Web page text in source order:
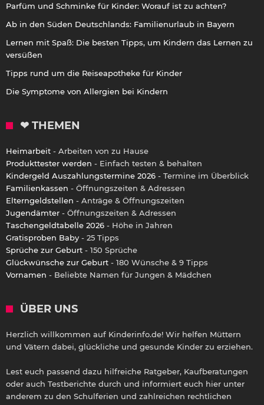
Parfüm und Schminke für Kinder: Worauf ist zu achten?
Ab in den Süden Deutschlands: Familienurlaub in Bayern
Lernen mit Spaß: Die besten Tipps, um Kindern das Lernen zu
versüßen
Tipps rund um die Reiseapotheke für Kinder
Die Symptome von Allergien bei Kindern
❤ THEMEN
Heimarbeit - Arbeiten von zu Hause
Produkttester werden - Einfach testen & behalten
Kindergeld Auszahlungstermine 2026 - Termine im Überblick
Familienkassen - Öffnungszeiten & Adressen
Elterngeldstellen - Anträge & Öffnungszeiten
Jugendämter - Öffnungszeiten & Adressen
Taschengeldtabelle 2026 - Höhe in Jahren
Gratisproben Baby - 25 Tipps
Sprüche zur Geburt - 150 Sprüche
Glückwünsche zur Geburt - 180 Wünsche & 9 Tipps
Vornamen - Beliebte Namen für Jungen & Mädchen
ÜBER UNS
Herzlich willkommen auf Kinderinfo.de! Wir helfen Müttern
und Vätern dabei, glückliche und gesunde Kinder zu erziehen.
Lest euch passend dazu hilfreiche Ratgeber, Kaufberatungen
oder auch Testberichte durch und informiert euch hier unter
anderem zu den Schulferien und zahlreichen rechtlichen